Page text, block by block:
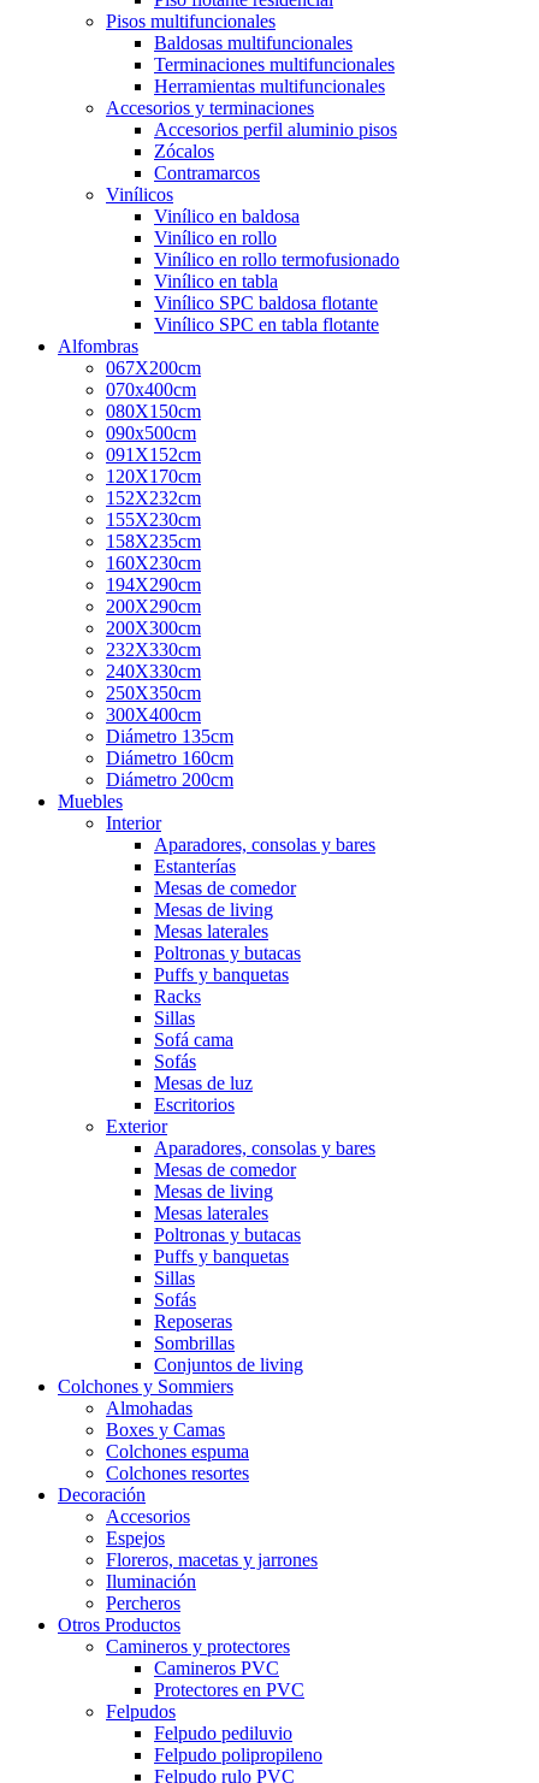
Pisos multifuncionales
Baldosas multifuncionales
Terminaciones multifuncionales
Herramientas multifuncionales
Accesorios y terminaciones
Accesorios perfil aluminio pisos
Zócalos
Contramarcos
Vinílicos
Vinílico en baldosa
Vinílico en rollo
Vinílico en rollo termofusionado
Vinílico en tabla
Vinílico SPC baldosa flotante
Vinílico SPC en tabla flotante
Alfombras
067X200cm
070x400cm
080X150cm
090x500cm
091X152cm
120X170cm
152X232cm
155X230cm
158X235cm
160X230cm
194X290cm
200X290cm
200X300cm
232X330cm
240X330cm
250X350cm
300X400cm
Diámetro 135cm
Diámetro 160cm
Diámetro 200cm
Muebles
Interior
Aparadores, consolas y bares
Estanterías
Mesas de comedor
Mesas de living
Mesas laterales
Poltronas y butacas
Puffs y banquetas
Racks
Sillas
Sofá cama
Sofás
Mesas de luz
Escritorios
Exterior
Aparadores, consolas y bares
Mesas de comedor
Mesas de living
Mesas laterales
Poltronas y butacas
Puffs y banquetas
Sillas
Sofás
Reposeras
Sombrillas
Conjuntos de living
Colchones y Sommiers
Almohadas
Boxes y Camas
Colchones espuma
Colchones resortes
Decoración
Accesorios
Espejos
Floreros, macetas y jarrones
Iluminación
Percheros
Otros Productos
Camineros y protectores
Camineros PVC
Protectores en PVC
Felpudos
Felpudo pediluvio
Felpudo polipropileno
Felpudo rulo PVC